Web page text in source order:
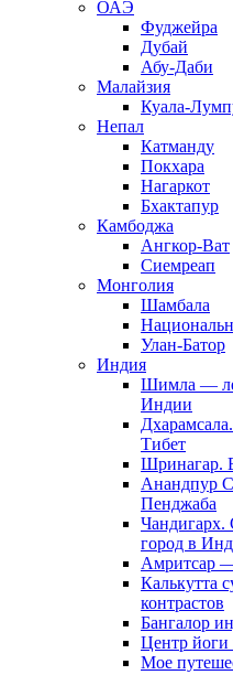
ОАЭ
Фуджейра
Дубай
Абу-Даби
Малайзия
Куала-
Непал
Катманду
Покхара
Нагаркот
Бхактапур
Камбоджа
Ангкор-Ват
Сиемреап
Монголия
Шамбала
Улан-Батор
Индия
Шимла —
Индии
Тибет
Шринагар.
Анандпур
Пенджаба
город в
Амритсар
Калькутта
контрастов
Бангалор
Центр йоги
Мое